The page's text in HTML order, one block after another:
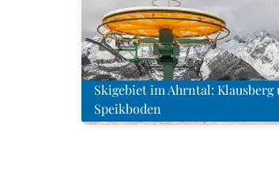
Skigebiet im Ahrntal: Klausberg
Speikboden